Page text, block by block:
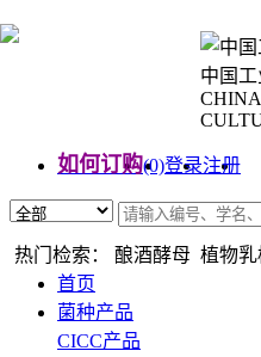
中国
如何订购(0)登录注册
热门检索： 酿酒酵母 植物
首页
菌种产品
CICC产品